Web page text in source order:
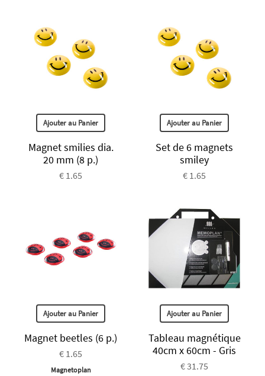
Ajouter au Panier
Magnet smilies dia.
20 mm (8 p.)
€ 1.65
Ajouter au Panier
Set de 6 magnets
smiley
€ 1.65
Ajouter au Panier
Magnet beetles (6 p.)
€ 1.65
Magnetoplan
Ajouter au Panier
Tableau magnétique
40cm x 60cm - Gris
€ 31.75